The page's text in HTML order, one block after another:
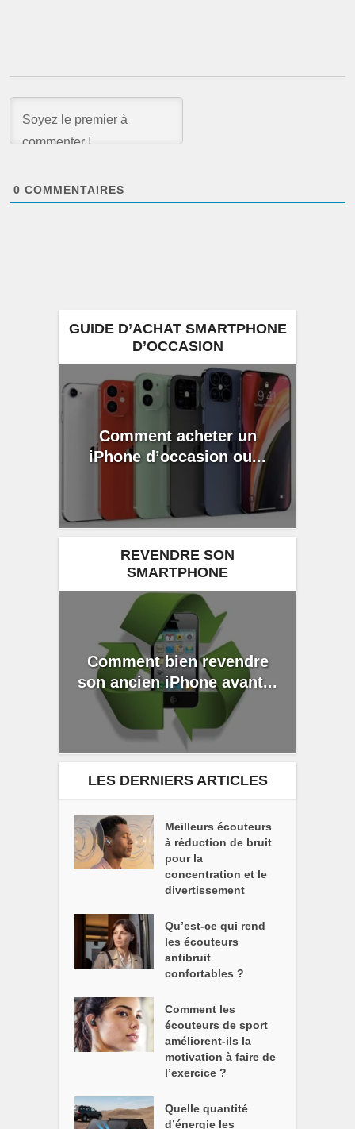
0 COMMENTAIRES
GUIDE D’ACHAT SMARTPHONE
D’OCCASION
Comment acheter un
iPhone d’occasion ou...
REVENDRE SON
SMARTPHONE
Comment bien revendre
son ancien iPhone avant...
LES DERNIERS ARTICLES
Meilleurs écouteurs
à réduction de bruit
pour la
concentration et le
divertissement
Qu’est-ce qui rend
les écouteurs
antibruit
confortables ?
Comment les
écouteurs de sport
améliorent-ils la
motivation à faire de
l’exercice ?
Quelle quantité
d’énergie les